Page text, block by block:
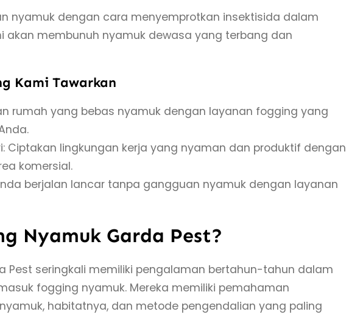
nyamuk dengan cara menyemprotkan insektisida dalam
akan membunuh nyamuk dewasa yang terbang dan
Kami Tawarkan
rumah yang bebas nyamuk dengan layanan fogging yang
Ciptakan lingkungan kerja yang nyaman dan produktif dengan
komersial.
berjalan lancar tanpa gangguan nyamuk dengan layanan
Nyamuk Garda Pest?
Pest seringkali memiliki pengalaman bertahun-tahun dalam
fogging nyamuk. Mereka memiliki pemahaman
habitatnya, dan metode pengendalian yang paling